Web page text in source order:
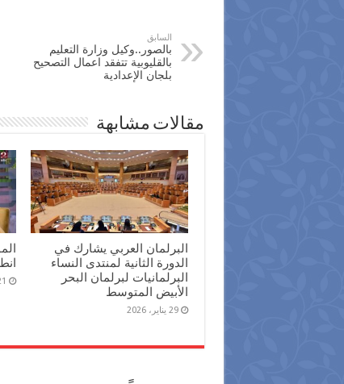
السابق
بالصور..وكيل وزارة التعليم
بالقليوبية تتفقد اعمال التصحيح
بلجان الإعدادية
مقالات مشابهة
البرلمان العربي يشارك في
الدورة الثانية لمنتدى النساء
البرلمانيات لبرلمان البحر
الأبيض المتوسط
29 يناير، 2026
21